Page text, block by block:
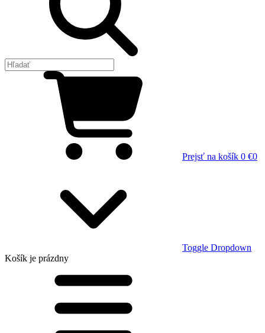
Prejsť na košík 0 €0
Toggle Dropdown
Košík je prázdny